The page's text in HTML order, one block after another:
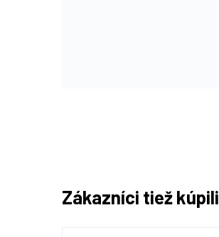
Zákazníci tiež kúpili